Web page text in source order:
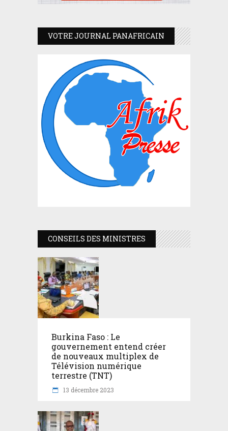
VOTRE JOURNAL PANAFRICAIN
CONSEILS DES MINISTRES
Burkina Faso : Le
gouvernement entend créer
de nouveaux multiplex de
Télévision numérique
terrestre (TNT)
13 décembre 2023